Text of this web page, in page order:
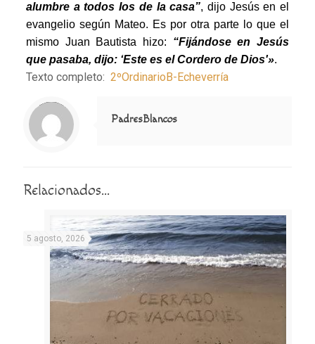
alumbre a todos los de la casa”, dijo Jesús en el
evangelio según Mateo. Es por otra parte lo que el
mismo Juan Bautista hizo: “Fijándose en Jesús
que pasaba, dijo: ‘Este es el Cordero de Dios'».
Texto completo: 2ºOrdinarioB-Echeverría
Notice
: Trying to access array offset on value of type null in
/home/misioner/public_html/padresblancos/themes/betheme/includes/content-single.php
on line
286
PadresBlancos
Relacionados...
5 agosto, 2026